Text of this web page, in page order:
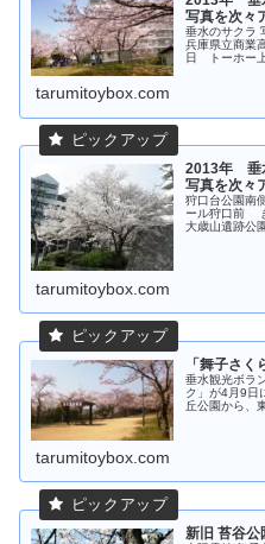
写真を次々
垂水のサクラ
兵庫県立商業
日 トーホー
tarumitoybox.com
2013年 垂
写真を次々
狩口台公園
ール狩口前
大歳山遺跡
tarumitoybox.com
「舞子さ
垂水観光ボラ
ク」が4月9日
丘公園から、
tarumitoybox.com
新旧 苔谷公